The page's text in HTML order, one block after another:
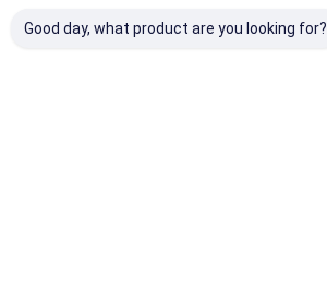
Good day, what product are you looking for?